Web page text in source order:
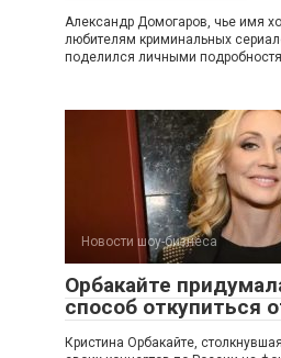
Александр Домогаров, чье имя
любителям криминальных
поделился личными
Новости шоу-бизнеса
Орбакайте
способ откупиться
Кристина Орбакайте,